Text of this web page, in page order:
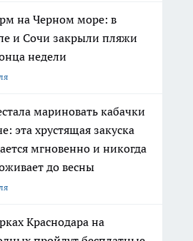
на Черном море: в
и Сочи закрыли пляжи
недели
мариновать кабачки
эта хрустящая закуска
мгновенно и никогда
до весны
Краснодара на